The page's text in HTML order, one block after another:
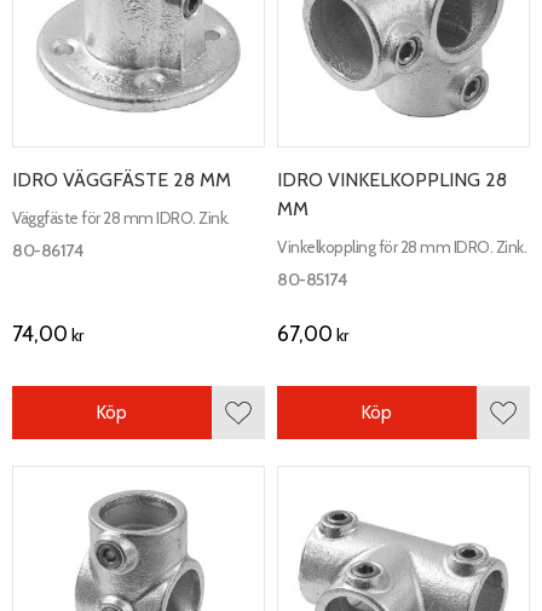
IDRO VÄGGFÄSTE 28 MM
Väggfäste för 28 mm IDRO. Zink.
80-86174
74,00 kr
Lägg till i favoriter
Köp
IDRO VINKELKOPPLING 28
MM
Vinkelkoppling för 28 mm IDRO. Zink.
80-85174
67,00 kr
Köp